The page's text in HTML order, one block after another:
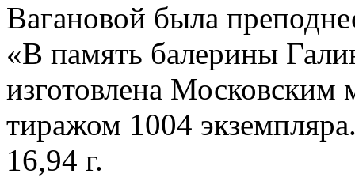
Вагановой была
«В память балерины
изготовлена
тиражом 1004
16,94 г.